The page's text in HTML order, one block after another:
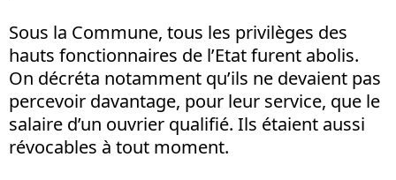
Sous la Commune, tous les privilèges des
hauts fonctionnaires de l’Etat furent abolis.
On décréta notamment qu’ils ne devaient pas
percevoir davantage, pour leur service, que le
salaire d’un ouvrier qualifié. Ils étaient aussi
révocables à tout moment.